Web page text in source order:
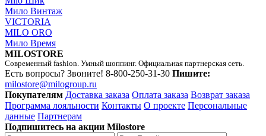
Мило Винтаж
VICTORIA
MILO ORO
Мило Время
MILOSTORE
Современный fashion. Умный шоппинг. Официальная партнерская сеть.
Есть вопросы? Звоните! 8-800-250-31-30 Пишите:
milostore@milogroup.ru
Покупателям Доставка заказа Оплата заказа Возврат заказа
Программа лояльности Контакты О проекте Персональные
данные Партнерам
Подпишитесь на акции Milostore